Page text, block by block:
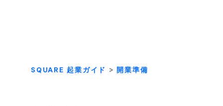
SQUARE 起業ガイド > 開業準備